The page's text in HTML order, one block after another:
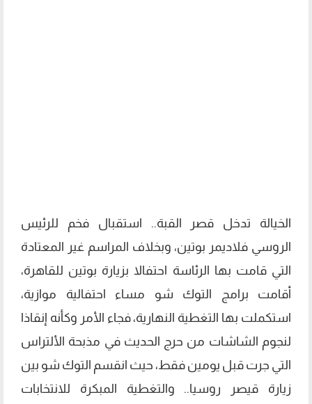
الخيالة تدخل قصر القبة.. استقبال فخم للرئيس
الروسي فلاديمر بوتين، وبخلاف المراسم غير المعتادة
التي قامت بها الرئاسة احتفالا بزيارة بوتين للقاهرة،
أقامت برامج التوك شو مساء احتفالية موازية،
استكملت بها التغطية النهارية، فجاء الأمر وكأنه إنقاذا
لنجوم الشاشات من حرج الحديث في مذبحة الألتراس
التي جرت قبل يومين فقط، حيث انقسم التوك شو بين
زيارة قيصر روسيا.. والتغطية المبكرة للانتخابات